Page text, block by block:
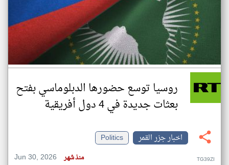
روسيا توسع حضورها الدبلوماسي بفتح
بعثات جديدة في 4 دول أفريقية
اخبار جزر القمر
Politics
Jun 30, 2026
منذ شهر TG39ZI